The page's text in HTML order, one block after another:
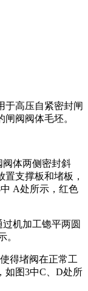
于高压自紧密封闸
阀阀体毛坯。
阀体两侧密封斜
支撑板和堵板，
A处所示，红色
过机加工锪平两圆
。
得堵阀在正常工
如图3中C、D处所